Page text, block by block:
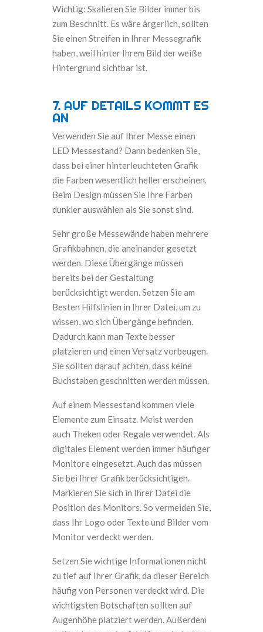
Wichtig: Skalieren Sie Bilder immer bis
zum Beschnitt. Es wäre ärgerlich, sollten
Sie einen Streifen in Ihrer Messegrafik
haben, weil hinter Ihrem Bild der weiße
Hintergrund sichtbar ist.
7. AUF DETAILS KOMMT ES
AN
Verwenden Sie auf Ihrer Messe einen
LED Messestand? Dann bedenken Sie,
dass bei einer hinterleuchteten Grafik
die Farben wesentlich heller erscheinen.
Beim Design müssen Sie Ihre Farben
dunkler auswählen als Sie sonst sind.
Sehr große Messewände haben mehrere
Grafikbahnen, die aneinander gesetzt
werden. Diese Übergänge müssen
bereits bei der Gestaltung
berücksichtigt werden. Setzen Sie am
Besten Hilfslinien in Ihrer Datei, um zu
wissen, wo sich Übergänge befinden.
Dadurch kann man Texte besser
platzieren und einen Versatz vorbeugen.
Sie sollten darauf achten, dass keine
Buchstaben geschnitten werden müssen.
Auf einem Messestand kommen viele
Elemente zum Einsatz. Meist werden
auch Theken oder Regale verwendet. Als
digitales Element werden immer häufiger
Monitore eingesetzt.Auch das müssen
Sie bei Ihrer Grafik berücksichtigen.
Markieren Sie sich in Ihrer Datei die
Position des Monitors. So vermeiden Sie,
dass Ihr Logo oder Texte und Bilder vom
Monitor verdeckt werden.
Setzen Sie wichtige Informationen nicht
zu tief auf Ihrer Grafik, da dieser Bereich
häufig von Personen verdeckt wird. Die
wichtigsten Botschaften sollten auf
Augenhöhe platziert werden. Außerdem